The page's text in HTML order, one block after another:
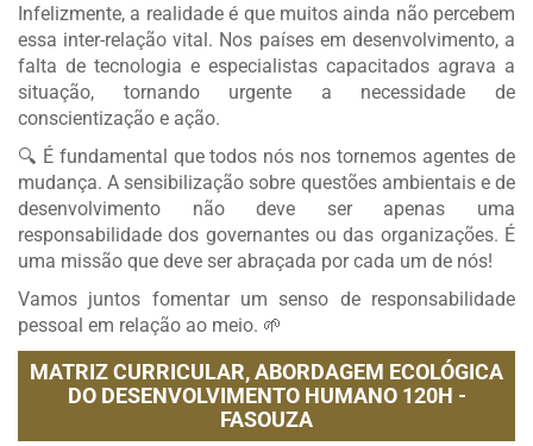
Infelizmente, a realidade é que muitos ainda não percebem
essa inter-relação vital. Nos países em desenvolvimento, a
falta de tecnologia e especialistas capacitados agrava a
situação, tornando urgente a necessidade de
conscientização e ação.
🔍 É fundamental que todos nós nos tornemos agentes de
mudança. A sensibilização sobre questões ambientais e de
desenvolvimento não deve ser apenas uma
responsabilidade dos governantes ou das organizações. É
uma missão que deve ser abraçada por cada um de nós!
Vamos juntos fomentar um senso de responsabilidade
pessoal em relação ao meio. 🌱
MATRIZ CURRICULAR,ABORDAGEM ECOLÓGICA
DO DESENVOLVIMENTO HUMANO 120H -
FASOUZA